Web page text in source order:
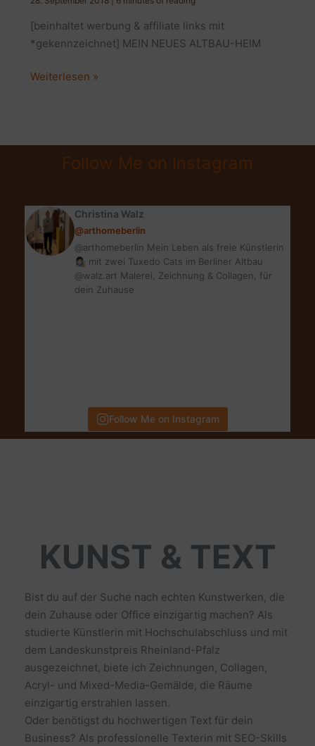
[beinhaltet werbung & affiliate links mit
*gekennzeichnet] MEIN NEUES ALTBAU-HEIM
POTSDAM
DER
PUPPENMAISONETTE
Weiterlesen »
Follow Me on Instagram
Christina Walz
@arthomeberlin
@arthomeberlin Mein Leben als freie Künstlerin
👩🏻‍🎨 mit zwei Tuxedo Cats im Berliner Altbau
@walz.art Malerei, Zeichnung & Collagen, für
dein Zuhause
Follow Me on Instagram
KUNST & TEXT
Bist du auf der Suche nach echten Kunstwerken, die
dein Zuhause oder Office einzigartig machen? Als
studierte Künstlerin mit Hochschulabschluss und mit
dem Landeskunstpreis Rheinland-Pfalz
ausgezeichnet, biete ich Zeichnungen, Collagen,
Acryl- und Mixed-Media-Gemälde, die Räume
einzigartig erstrahlen lassen.
Oder benötigst du hochwertigen Text für dein
Business? Als professionelle Texterin mit SEO-Skills